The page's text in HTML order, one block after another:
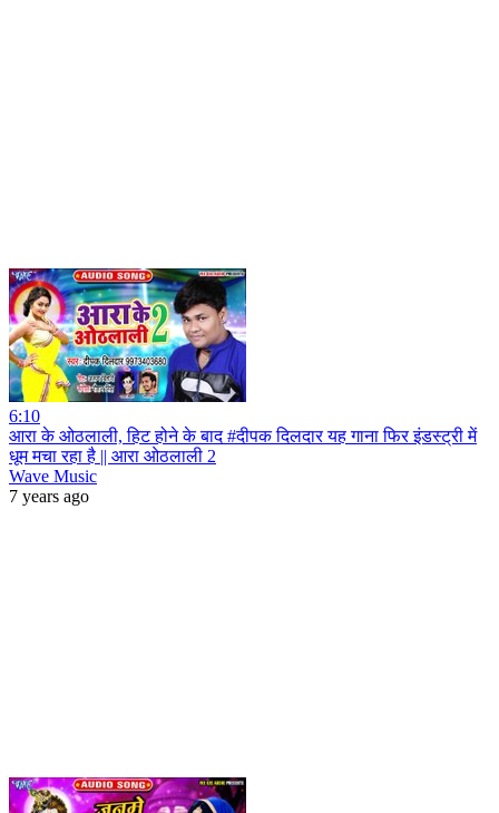
6:10
आरा के ओठलाली, हिट होने के बाद #दीपक दिलदार यह गाना फिर इंडस्ट्री में
धूम मचा रहा है || आरा ओठलाली 2
Wave Music
7 years ago